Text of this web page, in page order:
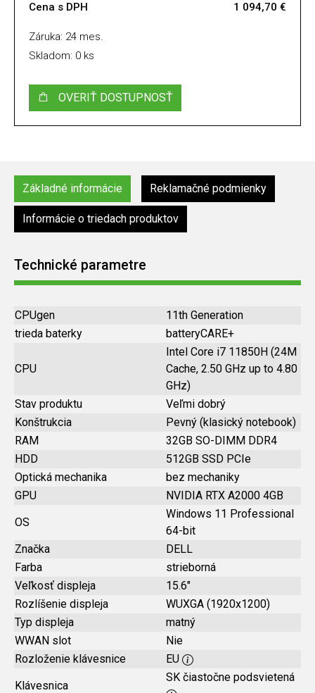
Cena s DPH
1 094,70 €
Záruka: 24 mes.
Skladom: 0 ks
OVERIŤ DOSTUPNOSŤ
Základné informácie Reklamačné podmienky
Informácie o triedach produktov
Technické parametre
CPUgen
11th Generation
trieda baterky
batteryCARE+
CPU
Intel Core i7 11850H (24M
Cache, 2.50 GHz up to 4.80
GHz)
Stav produktu
Veľmi dobrý
Konštrukcia
Pevný (klasický notebook)
RAM
32GB SO-DIMM DDR4
HDD
512GB SSD PCIe
Optická mechanika
bez mechaniky
GPU
NVIDIA RTX A2000 4GB
OS
Windows 11 Professional
64-bit
Značka
DELL
Farba
strieborná
Veľkosť displeja
15.6"
Rozlíšenie displeja
WUXGA (1920x1200)
Typ displeja
matný
WWAN slot
Nie
Rozloženie klávesnice
EU
Klávesnica
SK čiastočne podsvietená